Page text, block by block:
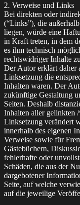
2. Verweise und Links
Bei direkten oder
(“Links”), die
liegen, würde eine
in Kraft treten, in dem
es ihm technisch
rechtswidriger Inhalte
Der Autor erklärt daher
Linksetzung die
Inhalten waren. Der
zukünftige Gestaltung
Seiten. Deshalb
Inhalten aller gelinkten
Linksetzung verändert
innerhalb des eigenen
Verweise sowie für
Gästebüchern,
fehlerhafte oder
Schäden, die aus der
dargebotener
Seite, auf welche
auf die jeweilige